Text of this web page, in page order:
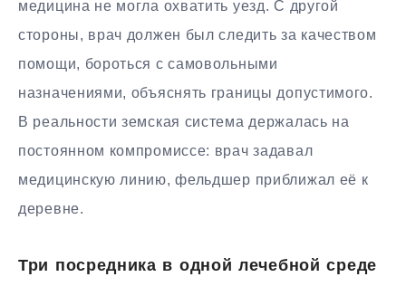
медицина не могла охватить уезд. С другой
стороны, врач должен был следить за качеством
помощи, бороться с самовольными
назначениями, объяснять границы допустимого.
В реальности земская система держалась на
постоянном компромиссе: врач задавал
медицинскую линию, фельдшер приближал её к
деревне.
Три посредника в одной лечебной среде